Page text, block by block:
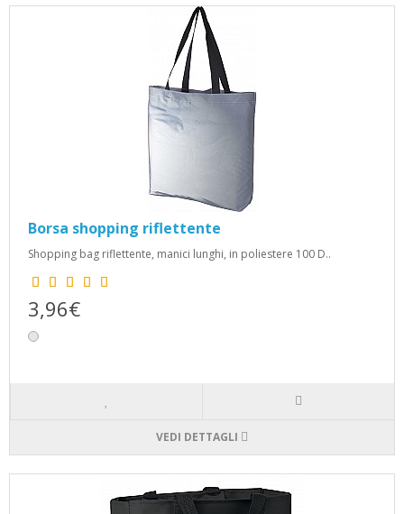
Borsa shopping riflettente
Shopping bag riflettente, manici lunghi, in poliestere 100 D..
3,96€
VEDI DETTAGLI